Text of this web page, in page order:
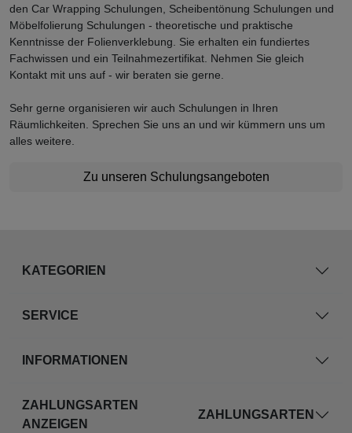
den Car Wrapping Schulungen, Scheibentönung Schulungen und
Möbelfolierung Schulungen - theoretische und praktische
Kenntnisse der Folienverklebung. Sie erhalten ein fundiertes
Fachwissen und ein Teilnahmezertifikat. Nehmen Sie gleich
Kontakt mit uns auf - wir beraten sie gerne.
Sehr gerne organisieren wir auch Schulungen in Ihren
Räumlichkeiten. Sprechen Sie uns an und wir kümmern uns um
alles weitere.
Zu unseren Schulungsangeboten
KATEGORIEN
SERVICE
INFORMATIONEN
ZAHLUNGSARTEN
ANZEIGEN
ZAHLUNGSARTEN